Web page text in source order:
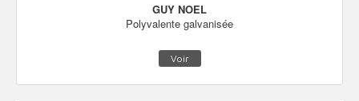
GUY NOEL
Polyvalente galvanisée
Voir